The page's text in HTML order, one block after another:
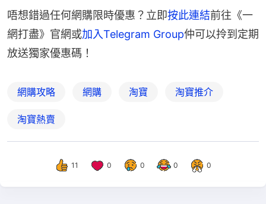
唔想錯過任何網購限時優惠？立即按此連結前往《一
網打盡》官網或加入Telegram Group仲可以拎到定期
放送獨家優惠碼！
網購攻略 網購 淘寶 淘寶推介
淘寶熱賣
11 0 0 0 0